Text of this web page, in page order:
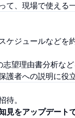
、現場で使える
ジュールなどを
望理由書分析など
者への説明に役
待。
見をアップデート